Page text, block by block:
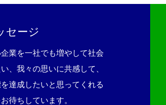
セージ
業を一社でも増やして社会
、我々の思いに共感して、
達成したいと思ってくれる
待ちしています。